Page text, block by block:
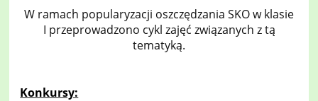
W ramach popularyzacji oszczędzania SKO w klasie
I przeprowadzono cykl zajęć związanych z tą
tematyką.
Konkursy: